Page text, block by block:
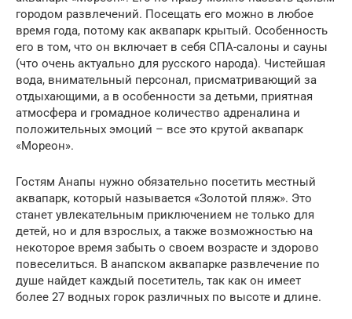
городом развлечений. Посещать его можно в любое
время года, потому как аквапарк крытый. Особенность
его в том, что он включает в себя СПА-салоны и сауны
(что очень актуально для русского народа). Чистейшая
вода, внимательный персонал, присматривающий за
отдыхающими, а в особенности за детьми, приятная
атмосфера и громадное количество адреналина и
положительных эмоций – все это крутой аквапарк
«Мореон».
Гостям Анапы нужно обязательно посетить местный
аквапарк, который называется «Золотой пляж». Это
станет увлекательным приключением не только для
детей, но и для взрослых, а также возможностью на
некоторое время забыть о своем возрасте и здорово
повеселиться. В анапском аквапарке развлечение по
душе найдет каждый посетитель, так как он имеет
более 27 водных горок различных по высоте и длине.